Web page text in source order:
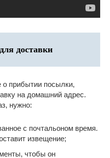
доставки
о прибытии посылки,
на домашний адрес.
нужно:
с почтальоном время.
извещение;
чтобы он